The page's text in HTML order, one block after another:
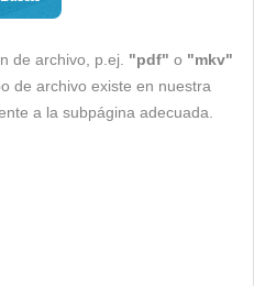
de archivo, p.ej. "pdf" o "mkv"
de archivo existe en nuestra
a la subpágina adecuada.